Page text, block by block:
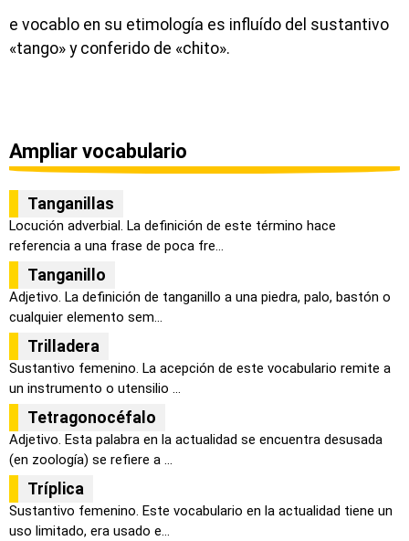
e vocablo en su etimología es influído del sustantivo
«tango» y conferido de «chito».
Ampliar vocabulario
Tanganillas
Locución adverbial. La definición de este término hace
referencia a una frase de poca fre...
Tanganillo
Adjetivo. La definición de tanganillo a una piedra, palo, bastón o
cualquier elemento sem...
Trilladera
Sustantivo femenino. La acepción de este vocabulario remite a
un instrumento o utensilio ...
Tetragonocéfalo
Adjetivo. Esta palabra en la actualidad se encuentra desusada
(en zoología) se refiere a ...
Tríplica
Sustantivo femenino. Este vocabulario en la actualidad tiene un
uso limitado, era usado e...